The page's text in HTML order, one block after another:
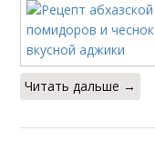
Хреновины
помидор
Аджика из
Читать дальше →